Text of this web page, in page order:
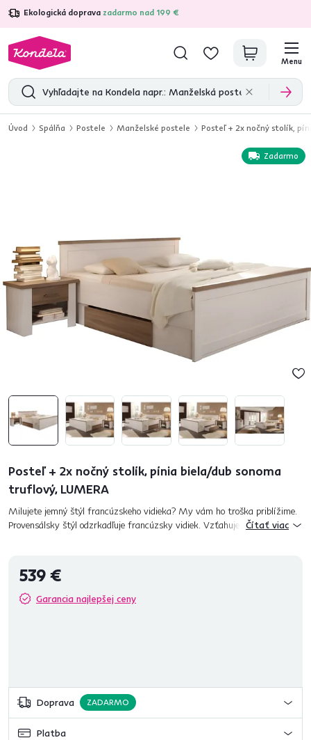
Ekologická doprava zadarmo nad 199 €
4,7 31 211overených produktových recenzií
Menu
Úvod Spálňa Postele Manželské postele Posteľ + 2x nočný stolík,
Zadarmo
Posteľ + 2x nočný stolík, pínia biela/dub sonoma
truflový, LUMERA
Milujete jemný štýl francúzskeho vidieka? My vám ho troška priblížime.
Provensálsky štýl odzrkadľuje francúzsky vidiek. Vzťahuje sa na oblasť
Čítať viac
539 €
Garancia najlepšej ceny
Doprava ZADARMO
Platba